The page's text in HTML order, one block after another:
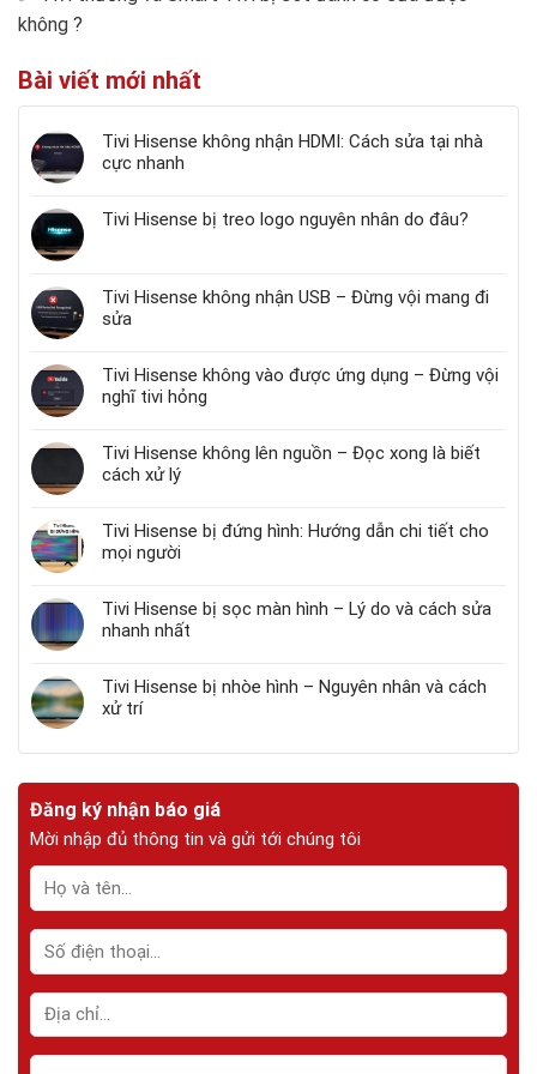
không ?
Bài viết mới nhất
Tivi Hisense không nhận HDMI: Cách sửa tại nhà
cực nhanh
Tivi Hisense bị treo logo nguyên nhân do đâu?
Tivi Hisense không nhận USB – Đừng vội mang đi
sửa
Tivi Hisense không vào được ứng dụng – Đừng vội
nghĩ tivi hỏng
Tivi Hisense không lên nguồn – Đọc xong là biết
cách xử lý
Tivi Hisense bị đứng hình: Hướng dẫn chi tiết cho
mọi người
Tivi Hisense bị sọc màn hình – Lý do và cách sửa
nhanh nhất
Tivi Hisense bị nhòe hình – Nguyên nhân và cách
xử trí
Đăng ký nhận báo giá
Mời nhập đủ thông tin và gửi tới chúng tôi